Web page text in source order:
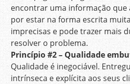
encontrar uma informação que
por estar na forma escrita
imprecisas e pode trazer mais
resolver o problema.
Princípio#2 – Qualidade
Qualidade é inegociável.
intrínseca e explícita aos seus